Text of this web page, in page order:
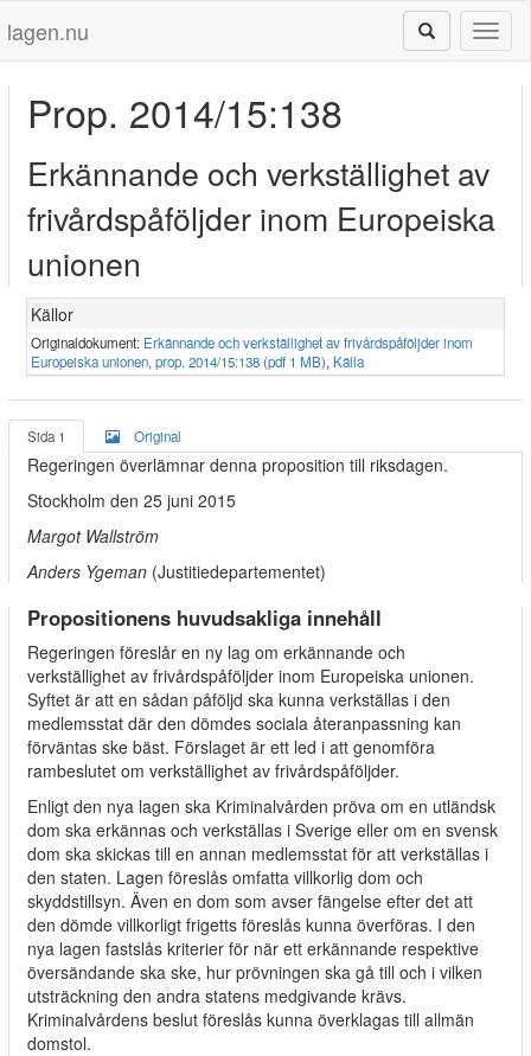
lagen.nu
Prop. 2014/15:138
Erkännande och verkställighet av
frivårdspåföljder inom Europeiska
unionen
Källor
Originaldokument: Erkännande och verkställighet av frivårdspåföljder inom
Europeiska unionen, prop. 2014/15:138 (pdf 1 MB), Källa
Sida 1 Original
Regeringen överlämnar denna proposition till riksdagen.
Stockholm den 25 juni 2015
Margot Wallström
Anders Ygeman (Justitiedepartementet)
Propositionens huvudsakliga innehåll
Regeringen föreslår en ny lag om erkännande och
verkställighet av frivårdspåföljder inom Europeiska unionen.
Syftet är att en sådan påföljd ska kunna verkställas i den
medlemsstat där den dömdes sociala återanpassning kan
förväntas ske bäst. Förslaget är ett led i att genomföra
rambeslutet om verkställighet av frivårdspåföljder.
Enligt den nya lagen ska Kriminalvården pröva om en utländsk
dom ska erkännas och verkställas i Sverige eller om en svensk
dom ska skickas till en annan medlemsstat för att verkställas i
den staten. Lagen föreslås omfatta villkorlig dom och
skyddstillsyn. Även en dom som avser fängelse efter det att
den dömde villkorligt frigetts föreslås kunna överföras. I den
nya lagen fastslås kriterier för när ett erkännande respektive
översändande ska ske, hur prövningen ska gå till och i vilken
utsträckning den andra statens medgivande krävs.
Kriminalvårdens beslut föreslås kunna överklagas till allmän
domstol.